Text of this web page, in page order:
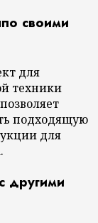
своими
для
техники
подходящую
для
другими